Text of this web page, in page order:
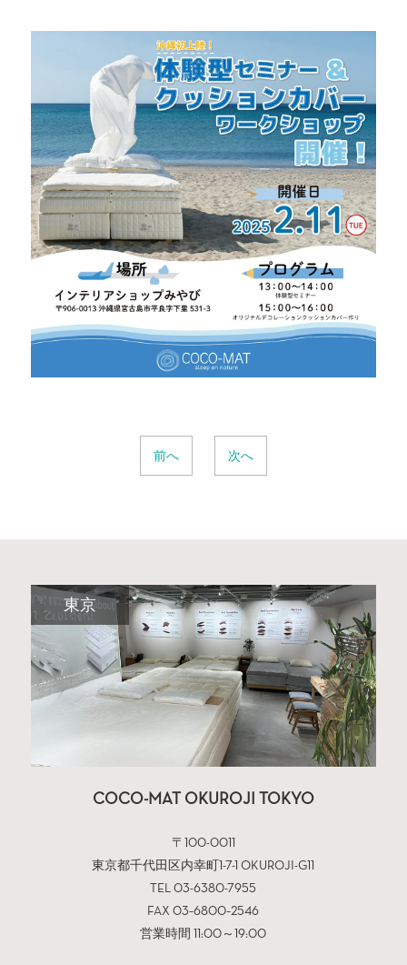
前へ 次へ
東京
COCO-MAT OKUROJI TOKYO
〒100-0011
東京都千代田区内幸町1-7-1 OKUROJI-G11
TEL 03-6380-7955
FAX 03−6800−2546
営業時間 11:00～19:00